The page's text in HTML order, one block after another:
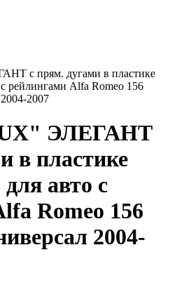
с прям. дугами в пластике
рейлингами Alfa Romeo 156
2007
ЭЛЕГАНТ
в пластике
авто с
Romeo 156
2004-